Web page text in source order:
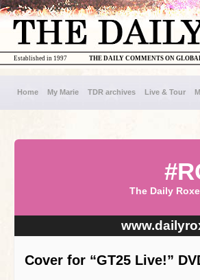
THE DAILY COMMENTS ON
Established in 1997
Home My Marie TDR archives Live & Tour
The Daily
Cover for “GT25 Live!”